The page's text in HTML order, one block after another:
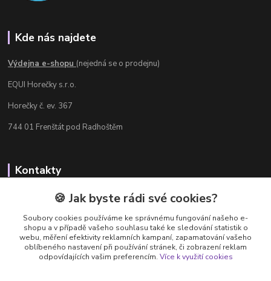
Kde nás najdete
Výdejna e-shopu (nejedná se o prodejnu)
EQUI Horečky s.r.o.
Horečky č. ev. 367
744 01 Frenštát pod Radhoštěm
Kontakty
Radka Chamrádová
+420 737 484 708
Výdejna e-shopu: Po-Ne, 8-20 hod.
info@equi-horecky.cz
🍪 Jak byste rádi své cookies?
Soubory cookies používáme ke správnému fungování našeho e-
shopu a v případě vašeho souhlasu také ke sledování statistik o
webu, měření efektivity reklamních kampaní, zapamatování vašeho
oblíbeného nastavení při používání stránek, či zobrazení reklam
odpovídajících vašim preferencím. Více k využití cookies